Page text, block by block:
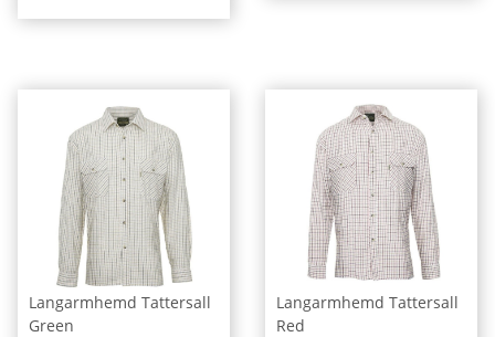
Langarmhemd Tattersall
Green
Langarmhemd Tattersall
Red